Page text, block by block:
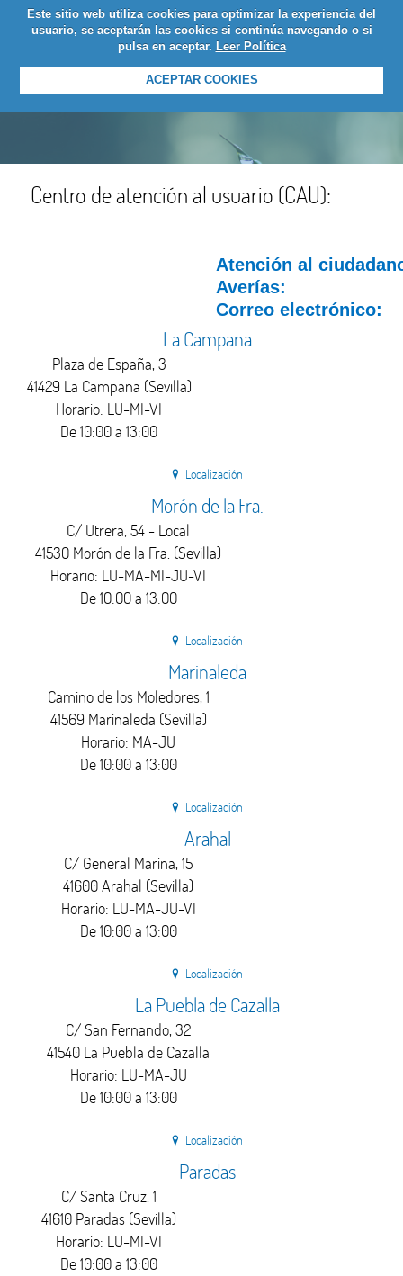
Este sitio web utiliza cookies para optimizar la experiencia del
usuario, se aceptarán las cookies si continúa navegando o si
pulsa en aceptar. Leer Política
ACEPTAR COOKIES
LOGIN
Centro de atención al usuario (CAU):
Atención al
Averías:
Correo electrónico:
La Campana
Plaza de España, 3
41429 La Campana (Sevilla)
Horario: LU-MI-VI
De 10:00 a 13:00
Localización
Morón de la Fra.
C/ Utrera, 54 - Local
41530 Morón de la Fra. (Sevilla)
Horario: LU-MA-MI-JU-VI
De 10:00 a 13:00
Localización
Marinaleda
Camino de los Moledores, 1
41569 Marinaleda (Sevilla)
Horario: MA-JU
De 10:00 a 13:00
Localización
Arahal
C/ General Marina, 15
41600 Arahal (Sevilla)
Horario: LU-MA-JU-VI
De 10:00 a 13:00
Localización
La Puebla de Cazalla
C/ San Fernando, 32
41540 La Puebla de Cazalla
Horario: LU-MA-JU
De 10:00 a 13:00
Localización
Paradas
C/ Santa Cruz. 1
41610 Paradas (Sevilla)
Horario: LU-MI-VI
De 10:00 a 13:00